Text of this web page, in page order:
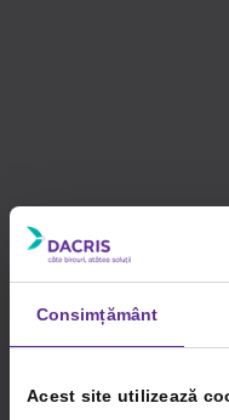
Consimțământ
Acest site utilizează